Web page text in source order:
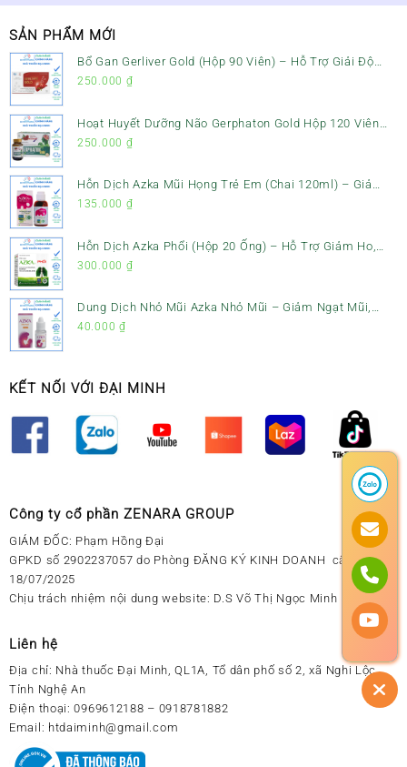
SẢN PHẨM MỚI
Bổ Gan Gerliver Gold (Hộp 90 Viên) – Hỗ Trợ Giải Độc
Gan, Mát Gan & Bảo Vệ Gan
250.000 ₫
Hoạt Huyết Dưỡng Não Gerphaton Gold Hộp 120 Viên
– Giảm Đau Đầu, Hoa Mắt, Chóng Mặt & Rối Loạn Tiền
250.000 ₫
Hỗn Dịch Azka Mũi Họng Trẻ Em (Chai 120ml) – Giảm
Ho, Tiêu Đờm & Đau Rát Họng
135.000 ₫
Hỗn Dịch Azka Phổi (Hộp 20 Ống) – Hỗ Trợ Giảm Ho,
Tiêu Đờm & Bổ Phổi
300.000 ₫
Dung Dịch Nhỏ Mũi Azka Nhỏ Mũi – Giảm Ngạt Mũi,
Sổ Mũi Cho Trẻ Sơ Sinh
40.000 ₫
KẾT NỐI VỚI ĐẠI MINH
Công ty cổ phần ZENARA GROUP
GIÁM ĐỐC: Phạm Hồng Đại
GPKD số 2902237057 do Phòng ĐĂNG KÝ KINH DOANH cấp ngày
18/07/2025
Chịu trách nhiệm nội dung website: D.S Võ Thị Ngọc Minh
Liên hệ
Địa chỉ: Nhà thuốc Đại Minh, QL1A, Tổ dân phố số 2, xã Nghi Lộc,
Tỉnh Nghệ An
Điện thoại: 0969612188 – 0918781882
Email: htdaiminh@gmail.com